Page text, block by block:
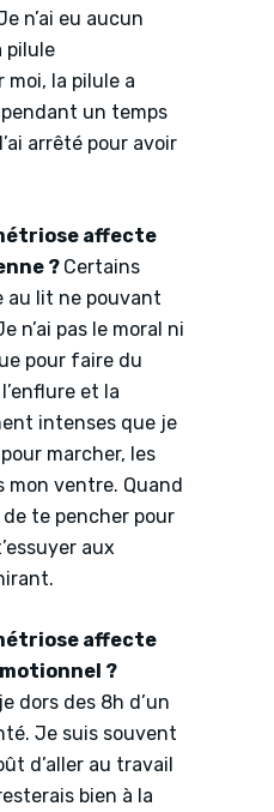
n’ai eu aucun
pilule
la pilule a
un temps
arrêté pour avoir
affecte
? Certains
au lit ne pouvant
n’ai pas le moral ni
pour faire du
et la
intenses que je
marcher, les
mon ventre. Quand
de te pencher pour
aux
affecte
?
dors des 8h d’un
Je suis souvent
d’aller au travail
bien à la